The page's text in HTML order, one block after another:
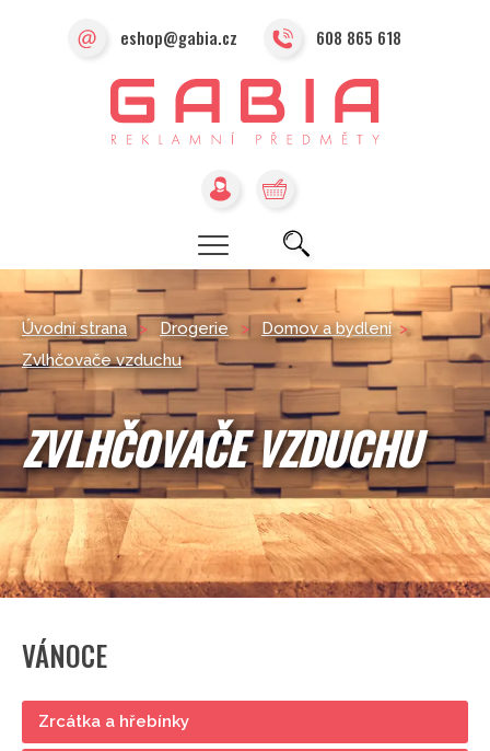
eshop@gabia.cz 608 865 618
Úvodní strana > Drogerie > Domov a bydlení >
Zvlhčovače vzduchu
ZVLHČOVAČE VZDUCHU
VÁNOCE
Zrcátka a hřebínky